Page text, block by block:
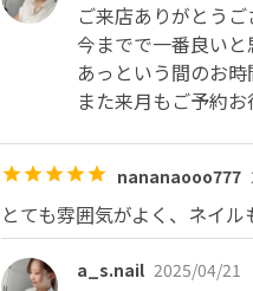
ご来店ありがとうご
今までで一番良い
あっという間のお
また来月もご予約
nananaooo777
とても雰囲気がよく、ネイ
a_s.nail 2025/04/21